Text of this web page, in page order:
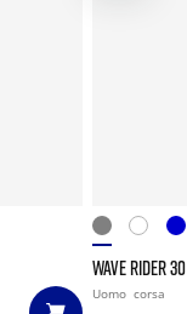
WAVE RIDER 30
Uomo corsa